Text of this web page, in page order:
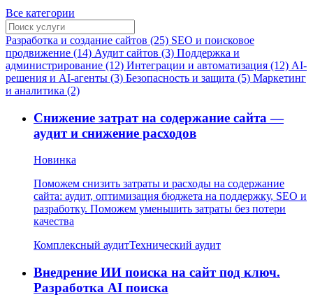
Все категории
Разработка и создание сайтов (25) SEO и поисковое
продвижение (14) Аудит сайтов (3) Поддержка и
администрирование (12) Интеграции и автоматизация (12) AI-
решения и AI-агенты (3) Безопасность и защита (5) Маркетинг
и аналитика (2)
Снижение затрат на содержание сайта —
аудит и снижение расходов
Новинка
Поможем снизить затраты и расходы на содержание
сайта: аудит, оптимизация бюджета на поддержку, SEO и
разработку. Поможем уменьшить затраты без потери
качества
Комплексный аудитТехнический аудит
Внедрение ИИ поиска на сайт под ключ.
Разработка AI поиска